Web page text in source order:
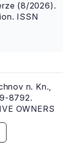
(8/2026).
ISSN
n. Kn.,
8792.
OWNERS